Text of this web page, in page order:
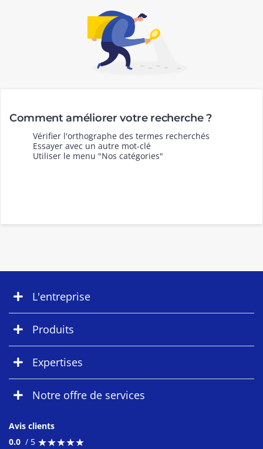
Comment améliorer votre recherche ?
Vérifier l'orthographe des termes recherchés
Essayer avec un autre mot-clé
Utiliser le menu "Nos catégories"
L'entreprise
Produits
Expertises
Notre offre de services
Avis clients
0.0 / 5 ★★★★★
★★★★★